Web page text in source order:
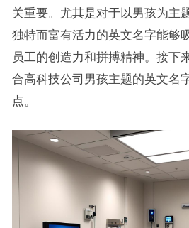
关重要。尤其是对于以男孩为主
独特而富有活力的英文名字能够
员工的创造力和拼搏精神。接下
合高科技公司男孩主题的英文名
点。